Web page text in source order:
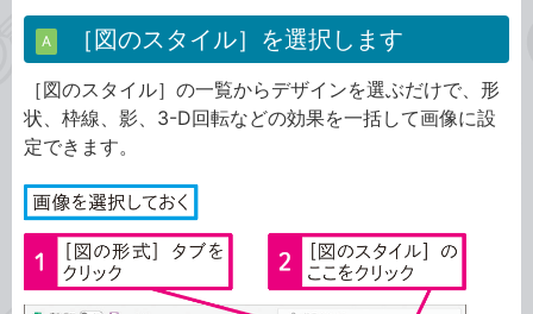
A ［図のスタイル］を選択します
［図のスタイル］の一覧からデザインを選ぶだけで、形
状、枠線、影、3-D回転などの効果を一括して画像に設
定できます。